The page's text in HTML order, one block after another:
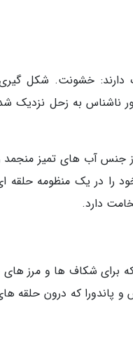
دارند: خشونت. شکل
ناشناس به زحل نزدیک
از جنس آب های تمیز
را در یک منظومه حلقه
برای شکاف ها و مرز
و پاندورا که درون حلقه